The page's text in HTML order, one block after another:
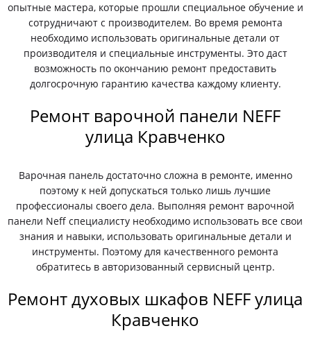
опытные мастера, которые прошли специальное обучение и
сотрудничают с производителем. Во время ремонта
необходимо использовать оригинальные детали от
производителя и специальные инструменты. Это даст
возможность по окончанию ремонт предоставить
долгосрочную гарантию качества каждому клиенту.
Ремонт варочной панели NEFF
улица Кравченко
Варочная панель достаточно сложна в ремонте, именно
поэтому к ней допускаться только лишь лучшие
профессионалы своего дела. Выполняя ремонт варочной
панели Neff специалисту необходимо использовать все свои
знания и навыки, использовать оригинальные детали и
инструменты. Поэтому для качественного ремонта
обратитесь в авторизованный сервисный центр.
Ремонт духовых шкафов NEFF улица
Кравченко